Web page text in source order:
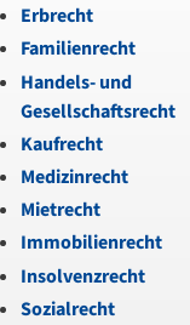
Erbrecht
Familienrecht
Handels- und
Gesellschaftsrecht
Kaufrecht
Medizinrecht
Mietrecht
Immobilienrecht
Insolvenzrecht
Sozialrecht